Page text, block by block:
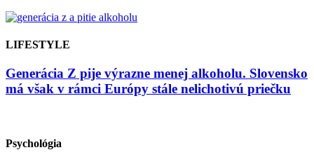
LIFESTYLE
Generácia Z pije výrazne menej alkoholu. Slovensko
má však v rámci Európy stále nelichotivú priečku
Psychológia